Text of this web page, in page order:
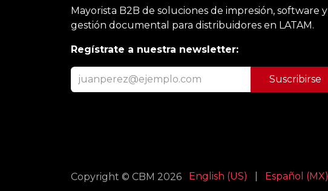
Mayorista B2B de soluciones de impresión, software y
gestión documental para distribuidores en LATAM.
Regístrate a nuestra newsletter:
Suscribirse
Copyright © CBM 2026 English (US) Español (MX)